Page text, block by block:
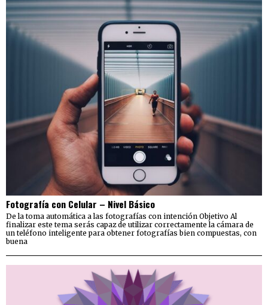
Fotografía con Celular – Nivel Básico
De la toma automática a las fotografías con intención Objetivo Al
finalizar este tema serás capaz de utilizar correctamente la cámara de
un teléfono inteligente para obtener fotografías bien compuestas, con
buena